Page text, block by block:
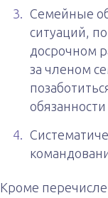
Семейные
ситуаций,
досрочном
за членом
Кроме